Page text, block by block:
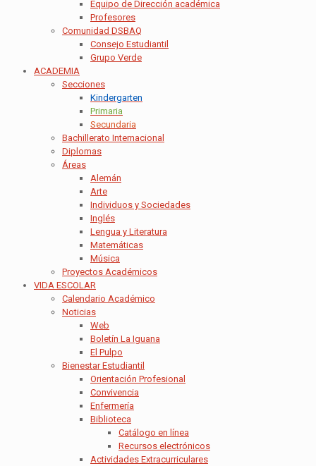
Equipo de Dirección académica
Profesores
Comunidad DSBAQ
Consejo Estudiantil
Grupo Verde
ACADEMIA
Secciones
Kindergarten
Primaria
Secundaria
Bachillerato Internacional
Diplomas
Áreas
Alemán
Arte
Individuos y Sociedades
Inglés
Lengua y Literatura
Matemáticas
Música
Proyectos Académicos
VIDA ESCOLAR
Calendario Académico
Noticias
Web
Boletín La Iguana
El Pulpo
Bienestar Estudiantil
Orientación Profesional
Convivencia
Enfermería
Biblioteca
Catálogo en línea
Recursos electrónicos
Actividades Extracurriculares